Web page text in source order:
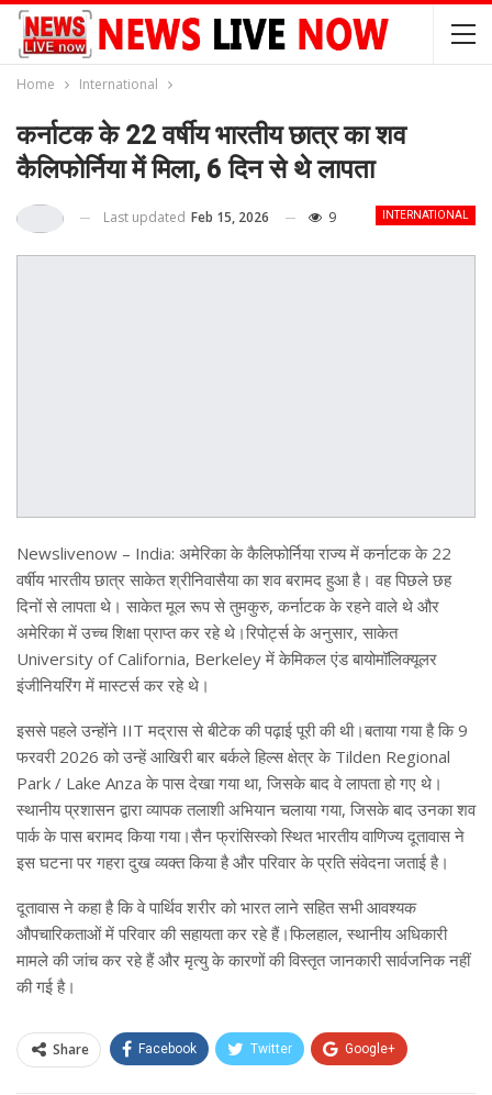
Home International
कर्नाटक के 22 वर्षीय भारतीय छात्र का शव
कैलिफोर्निया में मिला, 6 दिन से थे लापता
INTERNATIONAL
Last updated Feb 15, 2026 9
Newslivenow – India: अमेरिका के कैलिफोर्निया राज्य में कर्नाटक के 22
वर्षीय भारतीय छात्र साकेत श्रीनिवासैया का शव बरामद हुआ है। वह पिछले छह
दिनों से लापता थे। साकेत मूल रूप से तुमकुरु, कर्नाटक के रहने वाले थे और
अमेरिका में उच्च शिक्षा प्राप्त कर रहे थे।रिपोर्ट्स के अनुसार, साकेत
University of California, Berkeley में केमिकल एंड बायोमॉलिक्यूलर
इंजीनियरिंग में मास्टर्स कर रहे थे।
इससे पहले उन्होंने IIT मद्रास से बीटेक की पढ़ाई पूरी की थी।बताया गया है कि 9
फरवरी 2026 को उन्हें आखिरी बार बर्कले हिल्स क्षेत्र के Tilden Regional
Park / Lake Anza के पास देखा गया था, जिसके बाद वे लापता हो गए थे।
स्थानीय प्रशासन द्वारा व्यापक तलाशी अभियान चलाया गया, जिसके बाद उनका शव
पार्क के पास बरामद किया गया।सैन फ्रांसिस्को स्थित भारतीय वाणिज्य दूतावास ने
इस घटना पर गहरा दुख व्यक्त किया है और परिवार के प्रति संवेदना जताई है।
दूतावास ने कहा है कि वे पार्थिव शरीर को भारत लाने सहित सभी आवश्यक
औपचारिकताओं में परिवार की सहायता कर रहे हैं।फिलहाल, स्थानीय अधिकारी
मामले की जांच कर रहे हैं और मृत्यु के कारणों की विस्तृत जानकारी सार्वजनिक नहीं
की गई है।
Share Facebook Twitter Google+